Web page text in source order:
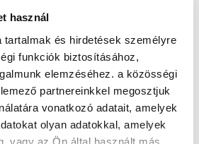
használ
tartalmak és hirdetések személyre
funkciók biztosításához,
elemzéséhez. a közösségi
partnereinkkel megosztjuk
vonatkozó adatait, amelyek
olyan adatokkal, amelyek
vagy az Ön által használt más
a tájékoztatót!